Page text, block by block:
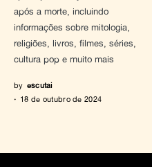
após a morte, incluindo
informações sobre mitologia,
religiões, livros, filmes, séries,
cultura pop e muito mais
by escutai
18 de outubro de 2024